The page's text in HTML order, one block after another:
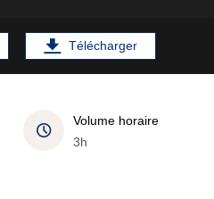
Télécharger
Volume horaire
3h